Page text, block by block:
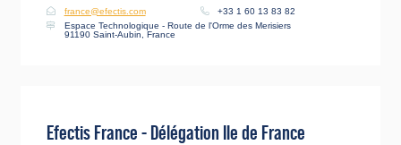
france@efectis.com
+33 1 60 13 83 82
Espace Technologique - Route de l'Orme des Merisiers
91190 Saint-Aubin, France
Efectis France - Délégation Ile de France